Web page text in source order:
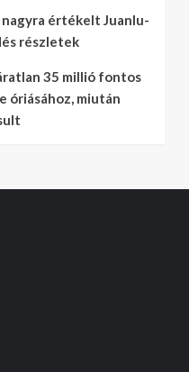
értékelt Juanlu-
részletek
35 millió fontos
óriásához, miután